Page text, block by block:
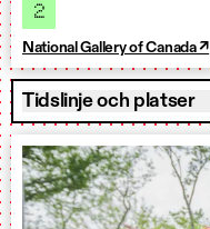
2
National Gallery of Canada ↗
Tidslinje och platser